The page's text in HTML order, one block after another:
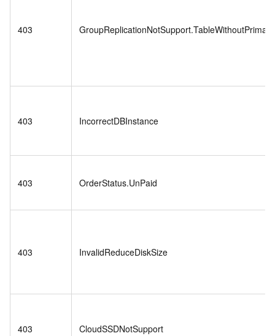
403
403 IncorrectDBInstance
403 OrderStatus.UnPaid
403 InvalidReduceDiskSize
403 CloudSSDNotSupport